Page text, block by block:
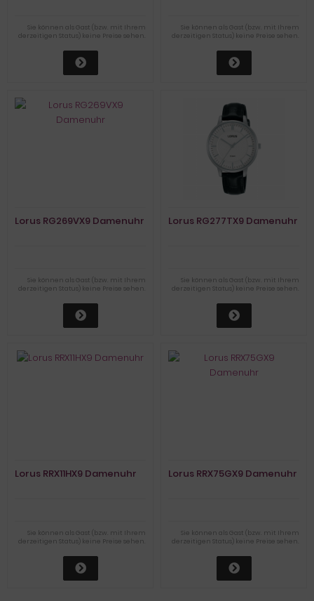
Sie können als Gast (bzw. mit Ihrem
derzeitigen Status) keine Preise sehen.
Sie können als Gast (bzw. mit Ihrem
derzeitigen Status) keine Preise sehen.
Lorus RG269VX9 Damenuhr
Sie können als Gast (bzw. mit Ihrem
derzeitigen Status) keine Preise sehen.
Lorus RG277TX9 Damenuhr
Sie können als Gast (bzw. mit Ihrem
derzeitigen Status) keine Preise sehen.
Lorus RRX11HX9 Damenuhr
Sie können als Gast (bzw. mit Ihrem
derzeitigen Status) keine Preise sehen.
Lorus RRX75GX9 Damenuhr
Sie können als Gast (bzw. mit Ihrem
derzeitigen Status) keine Preise sehen.